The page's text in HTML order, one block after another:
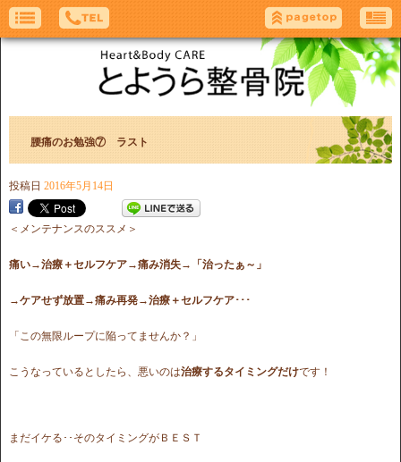
腰痛のお勉強⑦ ラスト
投稿日 2016年5月14日
＜メンテナンスのススメ＞
痛い→治療＋セルフケア→痛み消失→「治ったぁ～」
→ケアせず放置→痛み再発→治療＋セルフケア･･･
「この無限ループに陥ってませんか？」
こうなっているとしたら、悪いのは治療するタイミングだけです！
まだイケる･･そのタイミングがＢＥＳＴ